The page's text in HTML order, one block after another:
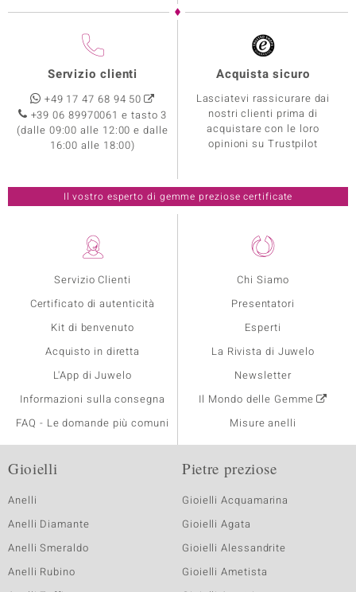
Servizio Clienti
Certificato di autenticità
Kit di benvenuto
Acquisto in diretta
L'App di Juwelo
Informazioni sulla consegna
FAQ - Le domande più comuni
Chi Siamo
Presentatori
Esperti
La Rivista di Juwelo
Newsletter
Il Mondo delle Gemme
Misure anelli
Servizio clienti
+49 17 47 68 94 50
+39 06 89970061 e tasto 3
(dalle 09:00 alle 12:00 e dalle
16:00 alle 18:00)
Acquista sicuro
Lasciatevi rassicurare dai
nostri clienti prima di
acquistare con le loro
opinioni su Trustpilot
Il vostro esperto di gemme preziose certificate
Gioielli
Anelli
Anelli Diamante
Anelli Smeraldo
Anelli Rubino
Pietre preziose
Gioielli Acquamarina
Gioielli Agata
Gioielli Alessandrite
Gioielli Ametista